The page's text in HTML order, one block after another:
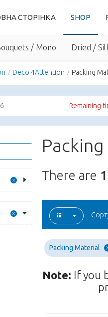
СТОРІНКА SHOP
/ Mono Dried /
Deco 4Attention Packing
Remaining
There are
Packing Material
Note: If you